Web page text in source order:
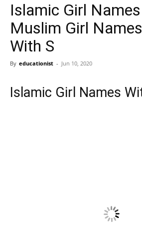
Islamic Girl
Muslim Girl
With S
By educationist - Jun 10, 2020
Islamic Girl Names